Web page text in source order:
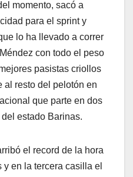
momento, sacó a
para el sprint y
lo ha llevado a correr
con todo el peso
pasistas criollos
al resto del pelotón en
que parte en dos
estado Barinas.
el record de la hora
en la tercera casilla el